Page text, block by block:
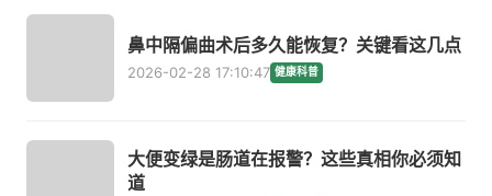
鼻中隔偏曲术后多久能恢复？关键看这几点
2026-02-28 17:10:47 健康科普
大便变绿是肠道在报警？这些真相你必须知
道